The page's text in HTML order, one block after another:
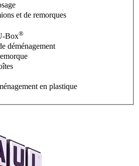
et de remorques
Box®
déménagement
en plastique